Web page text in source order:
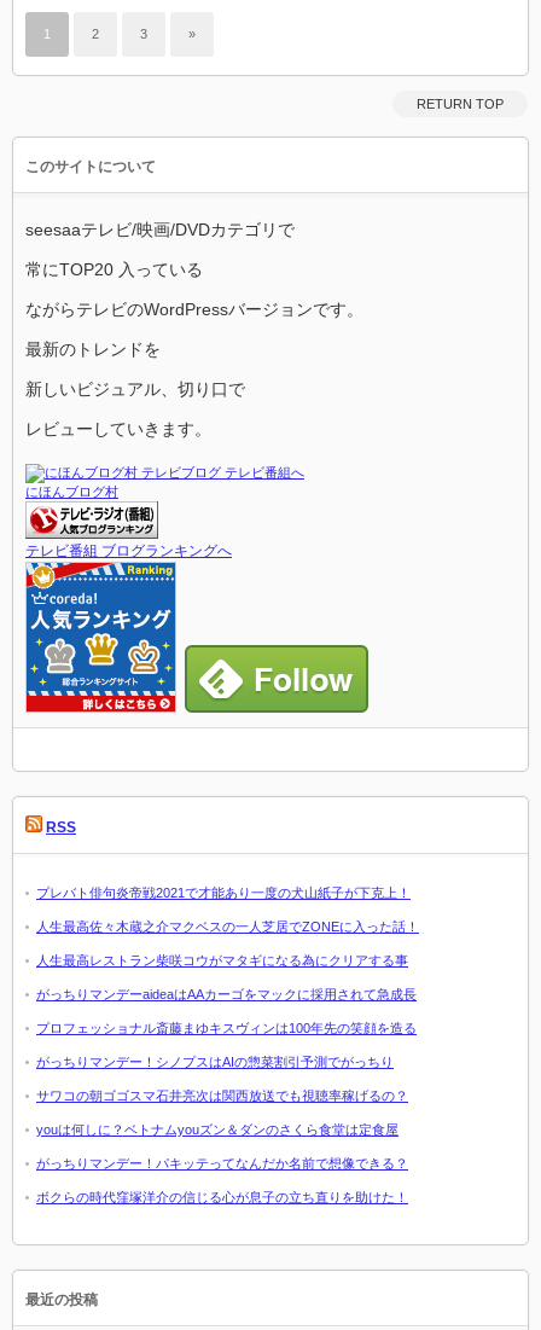
1 2 3 »
RETURN TOP
このサイトについて
seesaaテレビ/映画/DVDカテゴリで
常にTOP20 入っている
ながらテレビのWordPressバージョンです。
最新のトレンドを
新しいビジュアル、切り口で
レビューしていきます。
にほんブログ村
テレビ番組 ブログランキングへ
RSS
プレバト俳句炎帝戦2021で才能あり一度の犬山紙子が下克上！
人生最高佐々木蔵之介マクベスの一人芝居でZONEに入った話！
人生最高レストラン柴咲コウがマタギになる為にクリアする事
がっちりマンデーaideaはAAカーゴをマックに採用されて急成長
プロフェッショナル斎藤まゆキスヴィンは100年先の笑顔を造る
がっちりマンデー！シノプスはAIの惣菜割引予測でがっちり
サワコの朝ゴゴスマ石井亮次は関西放送でも視聴率稼げるの？
youは何しに？ベトナムyouズン＆ダンのさくら食堂は定食屋
がっちりマンデー！パキッテってなんだか名前で想像できる？
ボクらの時代窪塚洋介の信じる心が息子の立ち直りを助けた！
最近の投稿